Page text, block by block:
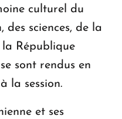
culturel du
sciences, de la
République
sont rendus en
la session.
et ses